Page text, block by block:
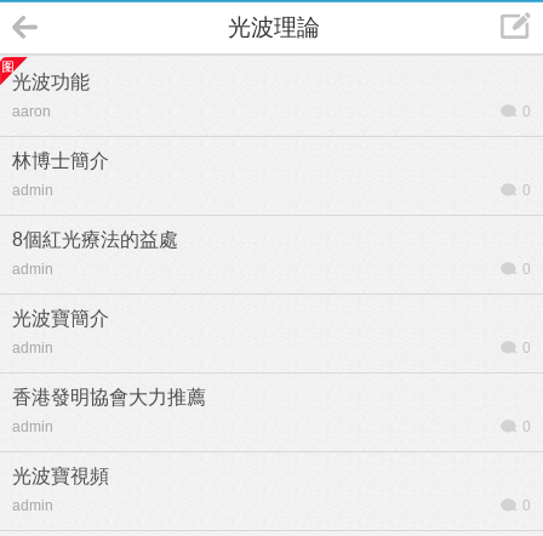
光波理論
光波功能
aaron 0
林博士簡介
admin 0
8個紅光療法的益處
admin 0
光波寶簡介
admin 0
香港發明協會大力推薦
admin 0
光波寶視頻
admin 0